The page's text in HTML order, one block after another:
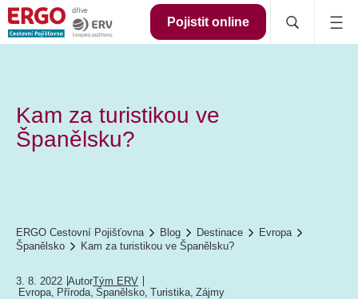
Pojistit online
Kam za turistikou ve
Španělsku?
ERGO Cestovní Pojišťovna Blog Destinace
Evropa
Španělsko
Kam za turistikou ve Španělsku?
3. 8. 2022 AutorTým ERV
Evropa, Příroda, Španělsko, Turistika, Zájmy